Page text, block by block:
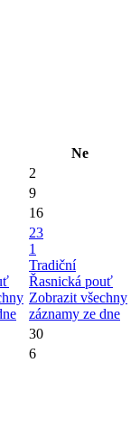
Ne
2
9
16
23
1
Tradiční
Řasnická pouť
Zobrazit všechny
záznamy ze dne
30
6